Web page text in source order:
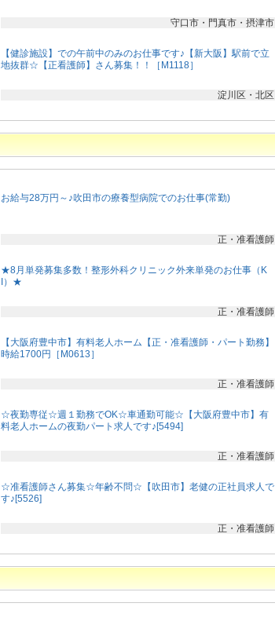
守口市・門真市・摂津市
【健診施設】での午前中のみのお仕事です♪【新大阪】駅前で立
地抜群☆【正看護師】さん募集！！［M1118］
淀川区・北区
お給与28万円～♪吹田市の療養型病院でのお仕事(常勤)
正・准看護師
★8月単発募集多数！整形外科クリニック外来単発のお仕事（K
I）★
正・准看護師
【大阪府豊中市】有料老人ホーム【正・准看護師・パート勤務】
時給1700円［M0613］
正・准看護師
☆夜勤専従☆週１勤務でOK☆車通勤可能☆【大阪府豊中市】有
料老人ホームの夜勤パート求人です♪[5494]
正・准看護師
☆准看護師さん募集☆年齢不問☆【吹田市】老健の正社員求人で
す♪[5526]
正・准看護師